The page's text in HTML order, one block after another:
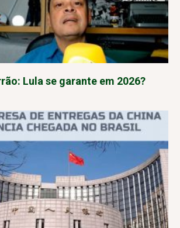
Lula se garante em 2026?